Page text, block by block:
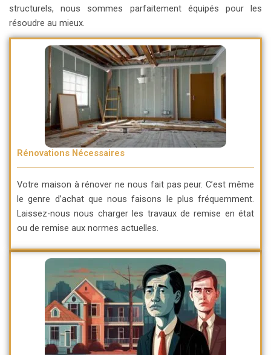
structurels, nous sommes parfaitement équipés pour les
résoudre au mieux.
Rénovations Nécessaires
Votre maison à rénover ne nous fait pas peur. C’est même
le genre d’achat que nous faisons le plus fréquemment.
Laissez-nous nous charger les travaux de remise en état
ou de remise aux normes actuelles.